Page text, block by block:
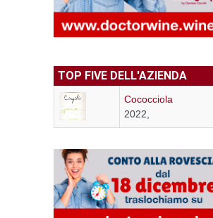
TOP FIVE DELL'AZIENDA
Cococciola
2022,